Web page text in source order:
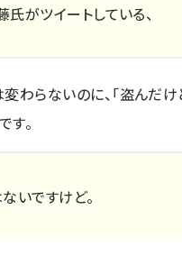
がツイートしている、
わらないのに、「盗んだ
す。
いですけど。